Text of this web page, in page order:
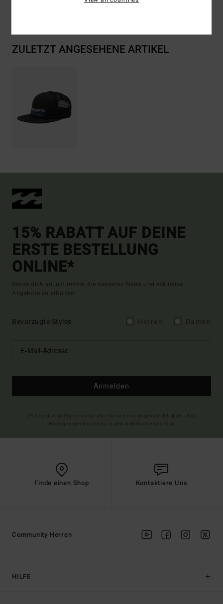
ZULETZT ANGESEHENE ARTIKEL
15% RABATT AUF DEINE
ERSTE BESTELLUNG
ONLINE*
Melde dich an, um immer die neuesten News und exklusive
Angebote zu erhalten.
Bevorzugte Styles
Anmelden
Finde einen Shop Kontaktiere Uns
HILFE
Community Herren